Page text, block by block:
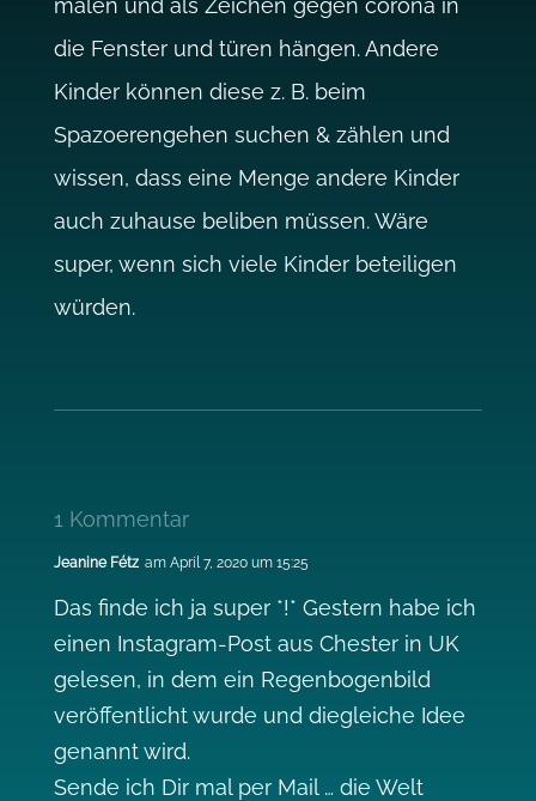
malen und als Zeichen gegen corona in
die Fenster und türen hängen. Andere
Kinder können diese z. B. beim
Spazoerengehen suchen & zählen und
wissen, dass eine Menge andere Kinder
auch zuhause beliben müssen. Wäre
super, wenn sich viele Kinder beteiligen
würden.
1 Kommentar
Jeanine Fétz am April 7, 2020 um 15:25
Das finde ich ja super *!* Gestern habe ich
einen Instagram-Post aus Chester in UK
gelesen, in dem ein Regenbogenbild
veröffentlicht wurde und diegleiche Idee
genannt wird.
Sende ich Dir mal per Mail … die Welt